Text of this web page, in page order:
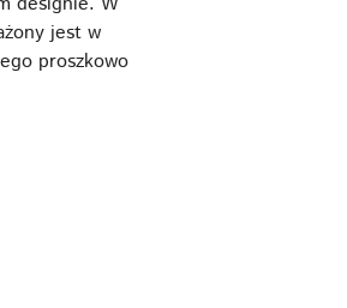
jest w
proszkowo